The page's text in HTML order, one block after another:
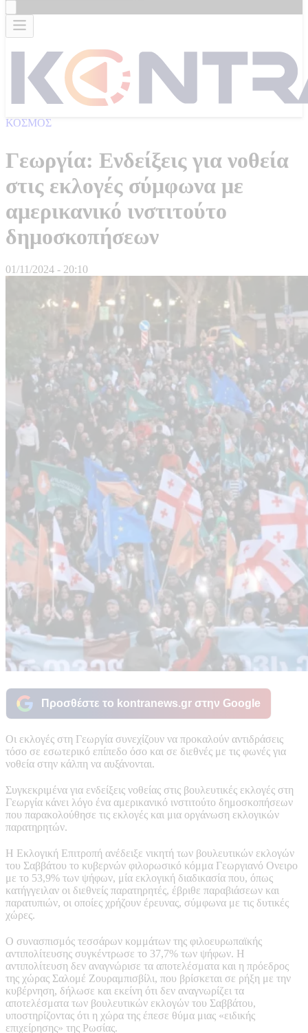
ΚΟΣΜΟΣ
Γεωργία: Ενδείξεις για νοθεία
στις εκλογές σύμφωνα με
αμερικανικό ινστιτούτο
δημοσκοπήσεων
01/11/2024 - 20:10
Προσθέστε το kontranews.gr στην Google
Οι εκλογές στη Γεωργία συνεχίζουν να προκαλούν αντιδράσεις
τόσο σε εσωτερικό επίπεδο όσο και σε διεθνές με τις φωνές για
νοθεία στην κάλπη να αυξάνονται.
Συγκεκριμένα για ενδείξεις νοθείας στις βουλευτικές εκλογές στη
Γεωργία κάνει λόγο ένα αμερικανικό ινστιτούτο δημοσκοπήσεων
που παρακολούθησε τις εκλογές και μια οργάνωση εκλογικών
παρατηρητών.
Η Εκλογική Επιτροπή ανέδειξε νικητή των βουλευτικών εκλογών
του Σαββάτου το κυβερνών φιλορωσικό κόμμα Γεωργιανό Ονειρο
με το 53,9% των ψήφων, μία εκλογική διαδικασία που, όπως
κατήγγειλαν οι διεθνείς παρατηρητές, έβριθε παραβιάσεων και
παρατυπιών, οι οποίες χρήζουν έρευνας, σύμφωνα με τις δυτικές
χώρες.
Ο συνασπισμός τεσσάρων κομμάτων της φιλοευρωπαϊκής
αντιπολίτευσης συγκέντρωσε το 37,7% των ψήφων. Η
αντιπολίτευση δεν αναγνώρισε τα αποτελέσματα και η πρόεδρος
της χώρας Σαλομέ Ζουραμπισβίλι, που βρίσκεται σε ρήξη με την
κυβέρνηση, δήλωσε και εκείνη ότι δεν αναγνωρίζει τα
αποτελέσματα των βουλευτικών εκλογών του Σαββάτου,
υποστηρίζοντας ότι η χώρα της έπεσε θύμα μιας «ειδικής
επιχείρησης» της Ρωσίας.